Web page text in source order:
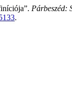
Párbeszéd:
.